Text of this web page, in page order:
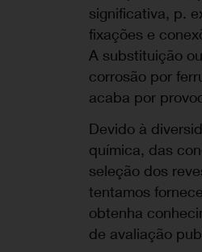
significativa, p.
fixações e
A substituição
corrosão por
acaba por
Devido à
química, das
seleção dos
tentamos
obtenha
de avaliação